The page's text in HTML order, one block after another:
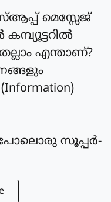
മെസ്സേജ്
എന്താണ്?
സൂപ്പർ-